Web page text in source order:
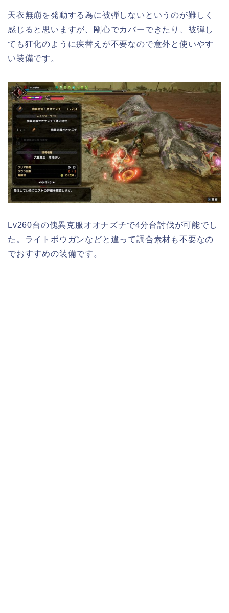
天衣無崩を発動する為に被弾しないというのが難しく
感じると思いますが、剛心でカバーできたり、被弾し
ても狂化のように疾替えが不要なので意外と使いやす
い装備です。
Lv260台の傀異克服オオナズチで4分台討伐が可能でし
た。ライトボウガンなどと違って調合素材も不要なの
でおすすめの装備です。